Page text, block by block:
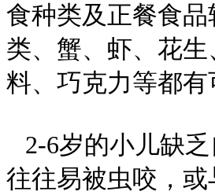
食种类及正餐食
类、蟹、虾、花
料、巧克力等都
2-6岁的小儿缺
往往易被虫咬，